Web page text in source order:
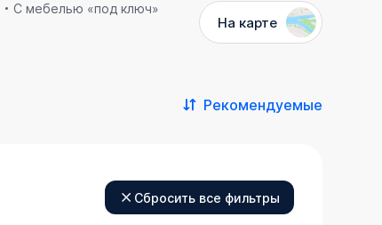
С мебелью «под ключ»
На карте
Рекомендуемые
Сбросить все фильтры